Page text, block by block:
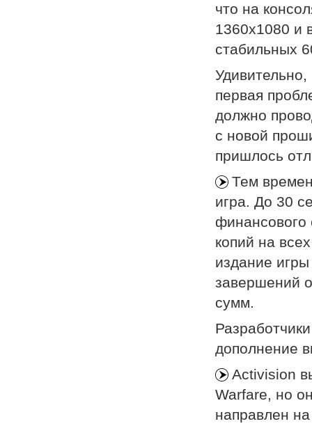
что на
1360х1080 и
стабильных
первая
должно
с новой
пришлось
Тем
игра. До 30
финансового
копий на
издание
завершений
сумм.
дополнение
Activision
Warfare, но
направлен